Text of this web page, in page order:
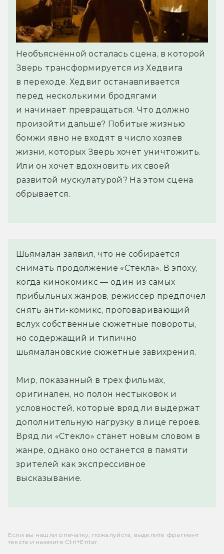
Необъяснённой осталась сцена, в которой
Зверь трансформируется из Хедвига
в переходе. Хедвиг останавливается
перед несколькими бродягами
и начинает превращаться. Что должно
произойти дальше? Побитые жизнью
бомжи явно не входят в число хозяев
жизни, которых Зверь хочет уничтожить.
Или он хочет вдохновить их своей
развитой мускулатурой? На этом сцена
обрывается.
Шьямалан заявил, что не собирается
снимать продолжение «Стекла». В эпоху,
когда кинокомикс — один из самых
прибыльных жанров, режиссер предпочел
снять анти-комикс, проговаривающий
вслух собственные сюжетные повороты,
но содержащий и типично
шьямалановские сюжетные завихрения.
Мир, показанный в трех фильмах,
оригинален, но полон нестыковок и
условностей, которые вряд ли выдержат
дополнительную нагрузку в лице героев.
Вряд ли «Стекло» станет новым словом в
жанре, однако оно останется в памяти
зрителей как экспрессивное
высказывание.
Если вы нашли опечатку, пожалуйста, выделите фрагмент
текста и нажмите Ctrl+Enter.